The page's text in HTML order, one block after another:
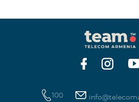
500 SMS, 200 МБ в роуминге, 60
Ежемесячная абонентская плата
«BeFree 5000 unlimit» составляет
Действие предоплатного
100